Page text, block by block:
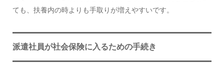
ても、扶養内の時よりも手取りが増えやすいです。
派遣社員が社会保険に入るための手続き